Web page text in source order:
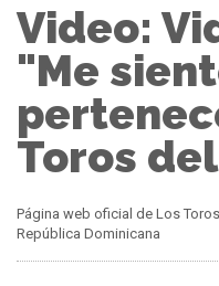
Video:
"Me
Toros
Página web oficial de Los
República Dominicana